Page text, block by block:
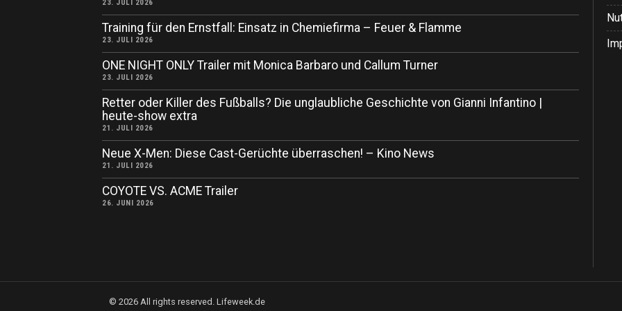
23. JULI 2026
Training für den Ernstfall: Einsatz in Chemiefirma – Feuer & Flamme
23. JULI 2026
ONE NIGHT ONLY Trailer mit Monica Barbaro und Callum Turner
23. JULI 2026
Retter oder Killer des Fußballs? Die unglaubliche Geschichte von Gianni Infantino |
heute-show extra
21. JULI 2026
Neue X-Men: Diese Cast-Gerüchte überraschen! – Kino News
21. JULI 2026
COYOTE VS. ACME Trailer
26. JUNI 2026
© 2026 All rights reserved. Lifeweek.de